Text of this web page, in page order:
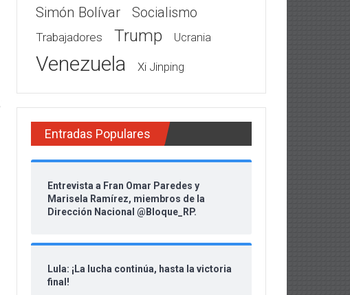
Simón Bolívar
Socialismo
Trabajadores Trump Ucrania
Venezuela Xi Jinping
Entradas Populares
Entrevista a Fran Omar Paredes y
Marisela Ramírez, miembros de la
Dirección Nacional @Bloque_RP.
Lula: ¡La lucha continúa, hasta la victoria
final!